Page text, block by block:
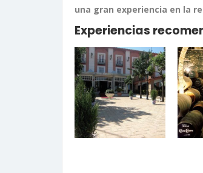
una gran experiencia en la
Experiencias